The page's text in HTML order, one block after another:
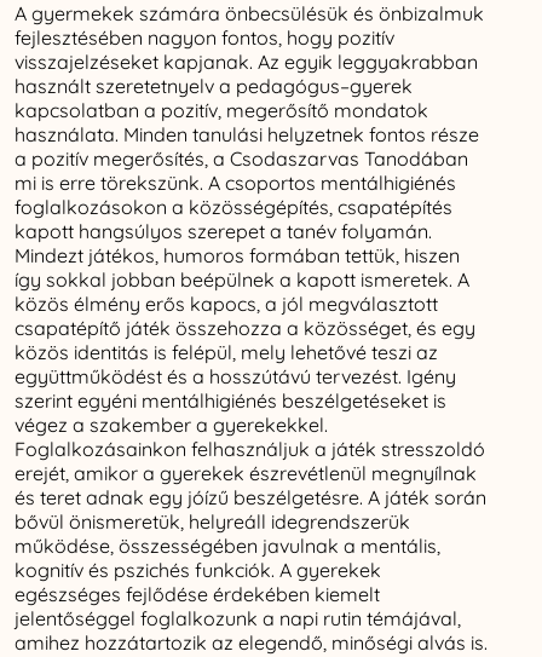
A gyermekek számára önbecsülésük és önbizalmuk
fejlesztésében nagyon fontos, hogy pozitív
visszajelzéseket kapjanak. Az egyik leggyakrabban
használt szeretetnyelv a pedagógus–gyerek
kapcsolatban a pozitív, megerősítő mondatok
használata. Minden tanulási helyzetnek fontos része
a pozitív megerősítés, a Csodaszarvas Tanodában
mi is erre törekszünk. A csoportos mentálhigiénés
foglalkozásokon a közösségépítés, csapatépítés
kapott hangsúlyos szerepet a tanév folyamán.
Mindezt játékos, humoros formában tettük, hiszen
így sokkal jobban beépülnek a kapott ismeretek. A
közös élmény erős kapocs, a jól megválasztott
csapatépítő játék összehozza a közösséget, és egy
közös identitás is felépül, mely lehetővé teszi az
együttműködést és a hosszútávú tervezést. Igény
szerint egyéni mentálhigiénés beszélgetéseket is
végez a szakember a gyerekekkel.
Foglalkozásainkon felhasználjuk a játék stresszoldó
erejét, amikor a gyerekek észrevétlenül megnyílnak
és teret adnak egy jóízű beszélgetésre. A játék során
bővül önismeretük, helyreáll idegrendszerük
működése, összességében javulnak a mentális,
kognitív és pszichés funkciók. A gyerekek
egészséges fejlődése érdekében kiemelt
jelentőséggel foglalkozunk a napi rutin témájával,
amihez hozzátartozik az elegendő, minőségi alvás is.